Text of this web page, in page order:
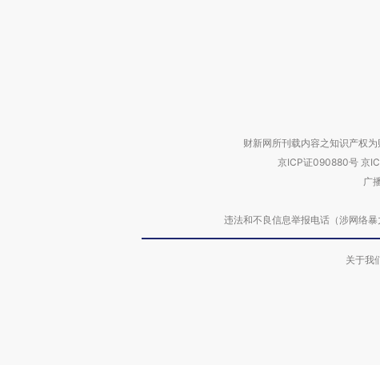
财新网所刊载内容之知识产权
京ICP证090880号 京
广
违法和不良信息举报电话（涉网络
关于我